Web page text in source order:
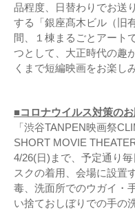
品程度、日替わりでお送
する「銀座髙木ビル（旧
間、１棟まるごとアート
つとして、大正時代の趣
くまで短編映画をお楽し
■コロナウイルス対策の
「渋谷TANPEN映画祭
SHORT MOVIE
4/26(日)まで、予定通り
スクの着用、会場に設置
毒、洗面所でのウガイ・
い捨ておしぼりでの手の